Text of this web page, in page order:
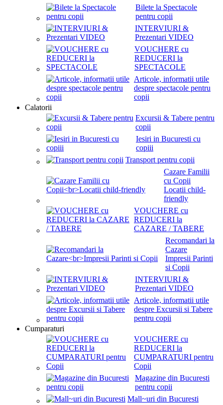
Bilete la Spectacole
pentru copii
INTERVIURI &
Prezentari VIDEO
VOUCHERE cu
REDUCERI la
SPECTACOLE
Articole, informatii utile
despre spectacole pentru
copii
Calatorii
Excursii & Tabere pentru
copii
Iesiri in Bucuresti cu
copiii
Transport pentru copii
Cazare Familii
cu Copii
Locatii child-
friendly
VOUCHERE cu
REDUCERI la
CAZARE / TABERE
Recomandari la
Cazare
Impresii Parinti
si Copii
INTERVIURI &
Prezentari VIDEO
Articole, informatii utile
despre Excursii si Tabere
pentru copii
Cumparaturi
VOUCHERE cu
REDUCERI la
CUMPARATURI pentru
Copii
Magazine din Bucuresti
pentru copii
Mall~uri din Bucuresti